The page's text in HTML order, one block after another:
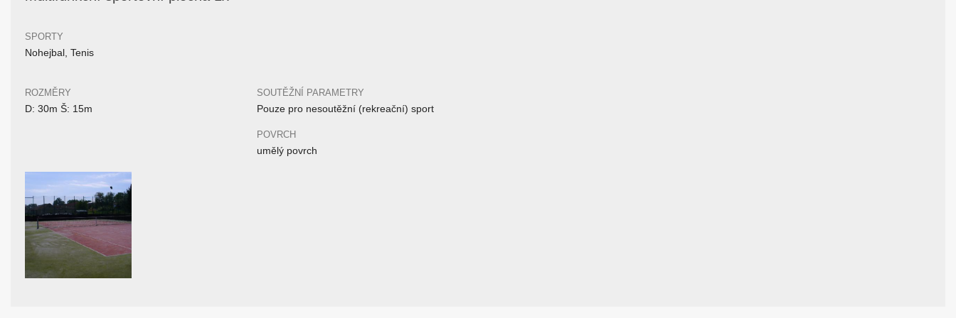
SPORTY
Nohejbal, Tenis
ROZMĚRY
D: 30m Š: 15m
SOUTĚŽNÍ PARAMETRY
Pouze pro nesoutěžní (rekreační) sport
POVRCH
umělý povrch